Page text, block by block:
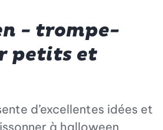
- trompe-
petits et
d’excellentes idées et
à halloween